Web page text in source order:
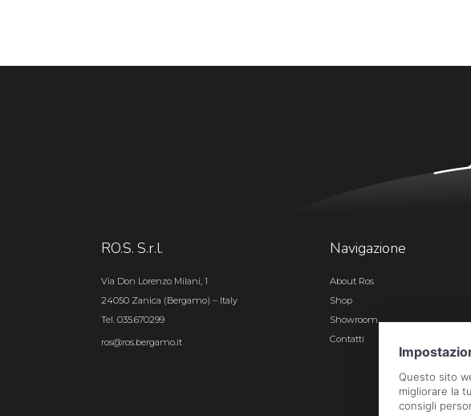
RO.S. S.r.l.
Via Don Lorenzo Milani, 1
24050 Zanica (Bergamo) – Italy
Tel. 035.670299
ros@ros.bergamo.it
Navigazione
About Ros
Shop
Showroom
Contatti